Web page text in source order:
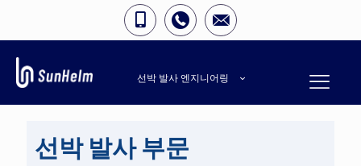
선박 발사 엔지니어링
선박 발사 부문